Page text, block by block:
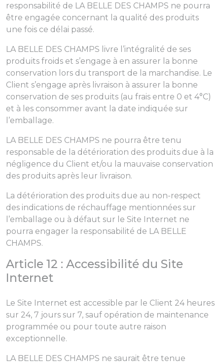
responsabilité de LA BELLE DES CHAMPS ne pourra
être engagée concernant la qualité des produits
une fois ce délai passé.
LA BELLE DES CHAMPS livre l’intégralité de ses
produits froids et s’engage à en assurer la bonne
conservation lors du transport de la marchandise. Le
Client s’engage après livraison à assurer la bonne
conservation de ses produits (au frais entre 0 et 4°C)
et à les consommer avant la date indiquée sur
l’emballage.
LA BELLE DES CHAMPS ne pourra être tenu
responsable de la détérioration des produits due à la
négligence du Client et/ou la mauvaise conservation
des produits après leur livraison.
La détérioration des produits due au non-respect
des indications de réchauffage mentionnées sur
l’emballage ou à défaut sur le Site Internet ne
pourra engager la responsabilité de LA BELLE
CHAMPS.
Article 12 : Accessibilité du Site
Internet
Le Site Internet est accessible par le Client 24 heures
sur 24, 7 jours sur 7, sauf opération de maintenance
programmée ou pour toute autre raison
exceptionnelle.
LA BELLE DES CHAMPS ne saurait être tenue